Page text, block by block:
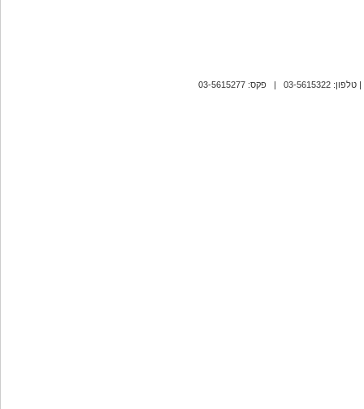
| טלפון: 03-5615322 | פקס: 03-5615277